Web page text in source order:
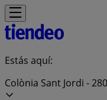
Estás aquí:
Colònia Sant Jordi -